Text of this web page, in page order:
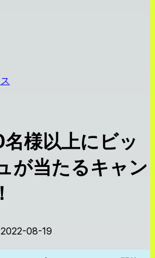
名様以上にビッ
が当たるキャン
2022-08-19